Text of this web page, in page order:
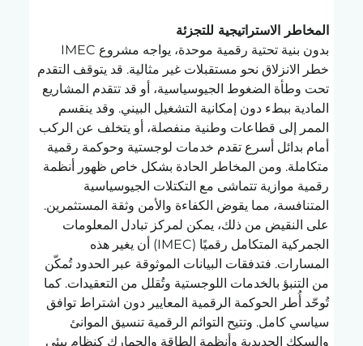
المخاطر الاستراتيجية للتجزئة
خطر الانزلاق نحو مستقبلات غير مثالية. قد يتوقف التقدم
تحت وطأة الضغوط الجيوسياسية، أو قد تتقدم المشاريع
المادية ببطء دون إمكانية التشغيل البيني. وقد ينقسم
الممر إلى قطاعات وطنية منفصلة، أو يتخلف عن الركب
أمام بدائل أسرع تقدم خدمات لوجستية وحوكمة رقمية
متكاملة. ومن المخاطر الحادة بشكل خاص ظهور أنظمة
رقمية موازية تتماشى مع التكتلات الجيوسياسية
المتنافسة، مما يقوض الكفاءة والأمن وثقة المستثمرين.
على النقيض من ذلك، يمكن لمركز تبادل المعلومات
الجمركية المتكامل رقميًا (IMEC) أن يغير هذه
المسارات. فتدفقات البيانات الموثوقة عبر الحدود تُمكّن
من التنبؤ بالخدمات اللوجستية وتُقلل من التعقيدات. كما
تُوحّد أُطر الحوكمة الرقمية المعايير دون اشتراط توافق
سياسي كامل. وتتيح التوائم الرقمية تنسيق الموانئ
والسكك الحديدية وأنظمة الطاقة والجمارك كنظام بيئي